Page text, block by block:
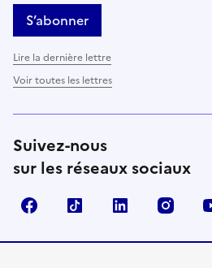
S’abonner
Lire la dernière lettre
Voir toutes les lettres
Suivez-nous
sur les réseaux sociaux
FacebookTikTok LinkedIn